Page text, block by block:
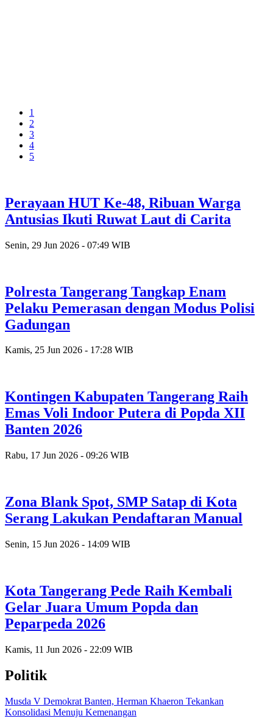
1
2
3
4
5
Perayaan HUT Ke-48, Ribuan Warga
Antusias Ikuti Ruwat Laut di Carita
Senin, 29 Jun 2026 - 07:49 WIB
Polresta Tangerang Tangkap Enam
Pelaku Pemerasan dengan Modus Polisi
Gadungan
Kamis, 25 Jun 2026 - 17:28 WIB
Kontingen Kabupaten Tangerang Raih
Emas Voli Indoor Putera di Popda XII
Banten 2026
Rabu, 17 Jun 2026 - 09:26 WIB
Zona Blank Spot, SMP Satap di Kota
Serang Lakukan Pendaftaran Manual
Senin, 15 Jun 2026 - 14:09 WIB
Kota Tangerang Pede Raih Kembali
Gelar Juara Umum Popda dan
Peparpeda 2026
Kamis, 11 Jun 2026 - 22:09 WIB
Politik
Musda V Demokrat Banten, Herman Khaeron Tekankan
Konsolidasi Menuju Kemenangan